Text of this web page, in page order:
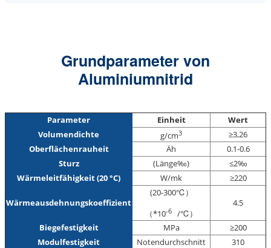
Grundparameter von
Aluminiumnitrid
Parameter Einheit
Wert
Volumendichte
g/cm3
≥3,26
Oberflächenrauheit
Äh
0.1-0.6
Sturz
(Länge‰)
≤2‰
Wärmeleitfähigkeit (20 °C)
W/mk ≥220
Wärmeausdehnungskoeffizient
(20-300℃）
（*10-6 /℃）
4.5
Biegefestigkeit MPa
≥200
Modulfestigkeit
Notendurchschnitt
310